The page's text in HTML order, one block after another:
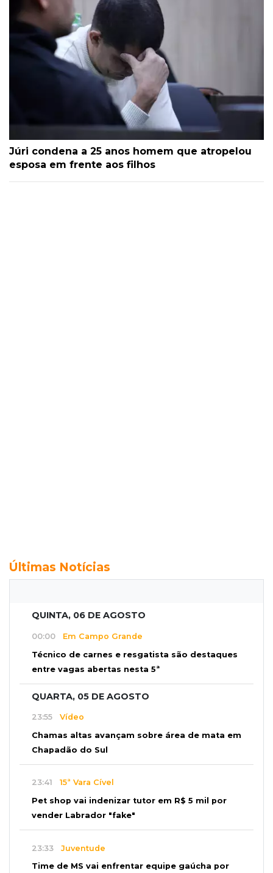
Júri condena a 25 anos homem que atropelou
esposa em frente aos filhos
Últimas Notícias
QUINTA, 06 DE AGOSTO
00:00 Em Campo Grande
Técnico de carnes e resgatista são destaques
entre vagas abertas nesta 5ª
QUARTA, 05 DE AGOSTO
23:55 Vídeo
Chamas altas avançam sobre área de mata em
Chapadão do Sul
23:41 15ª Vara Cível
Pet shop vai indenizar tutor em R$ 5 mil por
vender Labrador "fake"
23:33 Juventude
Time de MS vai enfrentar equipe gaúcha por